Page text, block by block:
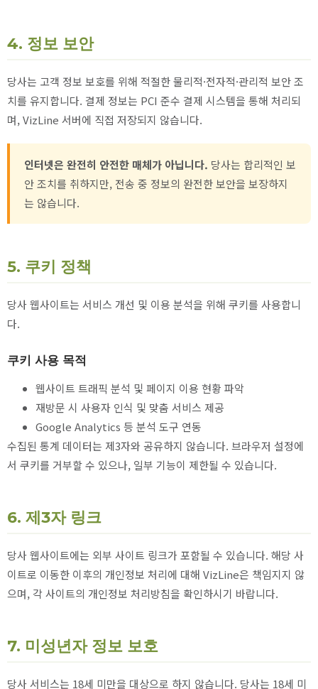
4. 정보 보안
당사는 고객 정보 보호를 위해 적절한 물리적·전자적·관리적 보안 조
치를 유지합니다. 결제 정보는 PCI 준수 결제 시스템을 통해 처리되
며, VizLine 서버에 직접 저장되지 않습니다.
인터넷은 완전히 안전한 매체가 아닙니다. 당사는 합리적인 보
안 조치를 취하지만, 전송 중 정보의 완전한 보안을 보장하지
는 않습니다.
5. 쿠키 정책
당사 웹사이트는 서비스 개선 및 이용 분석을 위해 쿠키를 사용합니
다.
쿠키 사용 목적
웹사이트 트래픽 분석 및 페이지 이용 현황 파악
재방문 시 사용자 인식 및 맞춤 서비스 제공
Google Analytics 등 분석 도구 연동
수집된 통계 데이터는 제3자와 공유하지 않습니다. 브라우저 설정에
서 쿠키를 거부할 수 있으나, 일부 기능이 제한될 수 있습니다.
6. 제3자 링크
당사 웹사이트에는 외부 사이트 링크가 포함될 수 있습니다. 해당 사
이트로 이동한 이후의 개인정보 처리에 대해 VizLine은 책임지지 않
으며, 각 사이트의 개인정보 처리방침을 확인하시기 바랍니다.
7. 미성년자 정보 보호
당사 서비스는 18세 미만을 대상으로 하지 않습니다. 당사는 18세 미